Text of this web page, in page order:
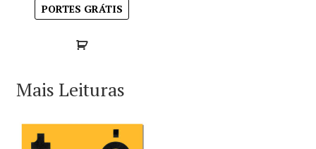
PORTES GRÁTIS
Mais Leituras